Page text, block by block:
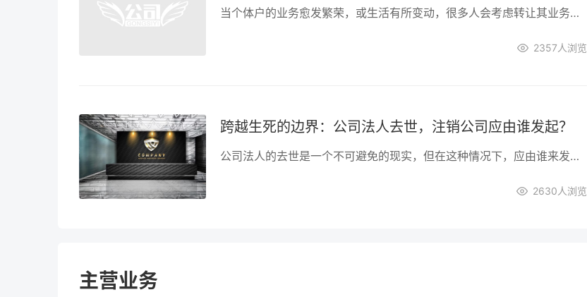
当个体户的业务愈发繁荣，或生活有所变动，很多人会考虑转让其业务。但在这背后，公司法为这样的转让设定了哪些规定和界限？本文将为您逐一解析。
2357 人浏览
跨越生死的边界：公司法人去世，注销公司应由谁发起？
公司法人的去世是一个不可避免的现实，但在这种情况下，应由谁来发起公司的注销手续？这个问题涉及法律、继承和经营等多个层面。本文将深入探讨公司法人去世后，注销公司应该由谁来发起的问题，揭示其中的权责与实践。
2630 人浏览
主营业务